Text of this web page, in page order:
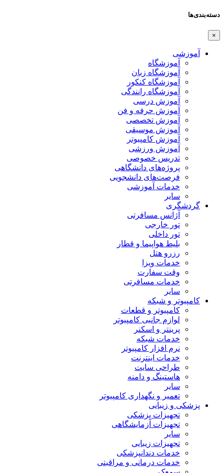
دسته‌بندی‌ها
×
آموزشی
آموزشگاه
آموزشگاه زبان
آموزشگاه کنکور
آموزشگاه رانندگی
آموزش درسی
آموزش حرفه و فن
آموزش تخصصی
آموزش موسیقی
آموزش کامپیوتر
آموزش ورزشی
تدریس خصوصی
پروژه‌های دانشگاهی
فرصت‌های دانشجویی
خدمات آموزشی
سایر
گردشگری
آژانس مسافرتی
تور خارجی
تور داخلی
بلیط هواپیما و قطار
رزرو هتل
خدمات ویزا
وقت سفارت
خدمات مسافرتی
سایر
کامپیوتر و شبکه
کامپیوتر و قطعات
لوازم جانبی کامپیوتر
پرینتر و اسکنر
خدمات شبکه
نرم افزار کامپیوتر
خدمات اینترنت
طراحی سایت
هاستینگ و دامنه
سایر
تعمیر و نگهداری کامپیوتر
پزشکی و زیبایی
تجهیزات پزشکی
تجهیزات آزمایشگاهی
سایر
تجهیزات زیبایی
خدمات دندانپزشکی
خدمات درمانی و مراقبتی